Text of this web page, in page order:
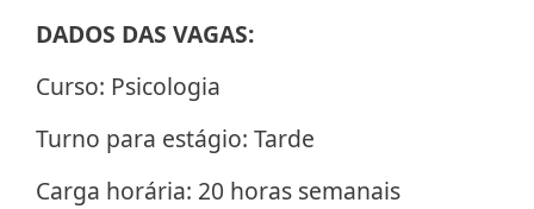
DADOS DAS VAGAS:
Curso: Psicologia
Turno para estágio: Tarde
Carga horária: 20 horas semanais